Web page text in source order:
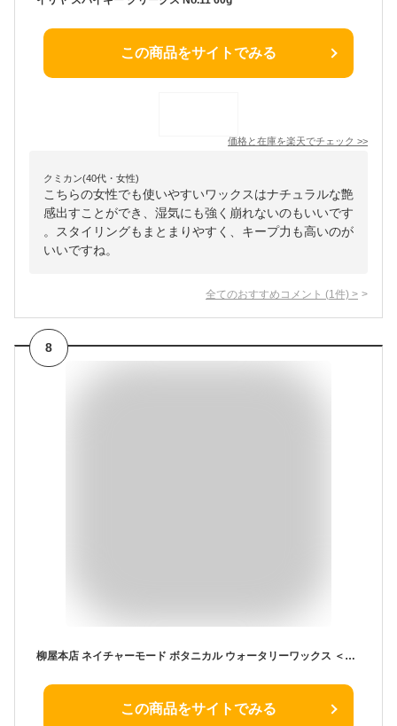
この商品をサイトでみる
価格と在庫を楽天でチェック >>
クミカン(40代・女性)
こちらの女性でも使いやすいワックスはナチュラルな艶
感出すことができ、湿気にも強く崩れないのもいいです
。スタイリングもまとまりやすく、キープ力も高いのが
いいですね。
全てのおすすめコメント (1 件) >
8
柳屋本店 ネイチャーモード ボタニカル ウォータリーワックス ＜ナチュラル＞ Ｎ 72g
この商品をサイトでみる